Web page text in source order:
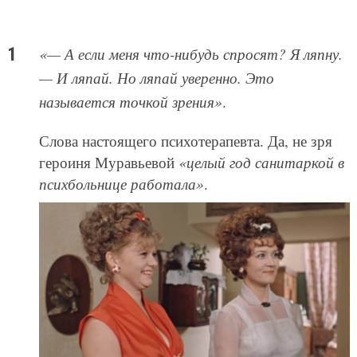
«— А если меня что-нибудь спросят? Я ляпну.
— И ляпай. Но ляпай уверенно. Это
называется точкой зрения».
Слова настоящего психотерапевта. Да, не зря
героиня Муравьевой «целый год санитаркой в
психбольнице работала».